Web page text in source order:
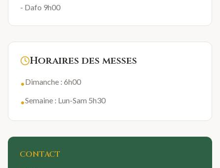
- Dafo 9h00
Horaires des messes
•Dimanche : 6h00
•Semaine : Lun-Sam 5h30
CONTACT